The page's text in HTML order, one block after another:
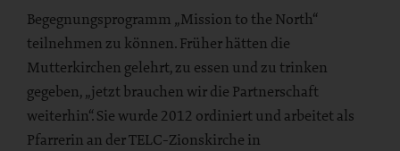
Begegnungsprogramm „Mission to the North“
teilnehmen zu können. Früher hätten die
Mutterkirchen gelehrt, zu essen und zu trinken
gegeben, „jetzt brauchen wir die Partnerschaft
weiterhin“. Sie wurde 2012 ordiniert und arbeitet als
Pfarrerin an der TELC-Zionskirche in